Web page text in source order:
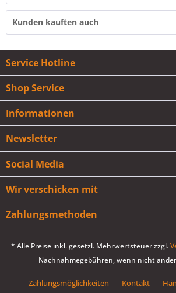
Kunden kauften auch
Service Hotline
Shop Service
Informationen
Newsletter
Social Media
Wir verschicken mit
Zahlungsmethoden
* Alle Preise inkl. gesetzl. Mehrwertsteuer zzgl.
Nachnahmegebühren, wenn nicht
Zahlungsmöglichkeiten Kontakt